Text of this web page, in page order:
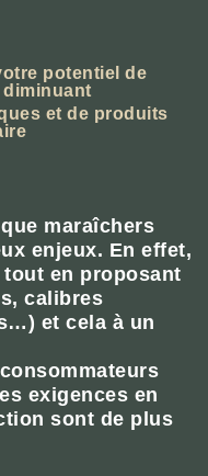
potentiel de
et de produits
maraîchers
enjeux. En effet,
en proposant
calibres
et cela à un
exigences en
sont de plus